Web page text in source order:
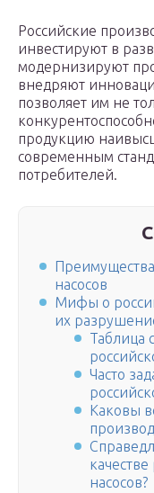
Российские
инвестируют в
модернизируют
внедряют
позволяет им не
продукцию
современным
потребителей.
насосов
Мифы о
их
Таблица
Часто
Каковы
насосов?